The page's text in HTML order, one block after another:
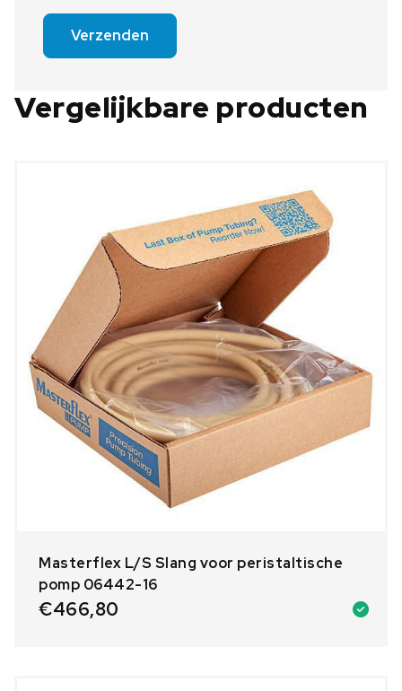
Verzenden
Vergelijkbare producten
Masterflex L/S Slang voor peristaltische
pomp 06442-16
€466,80